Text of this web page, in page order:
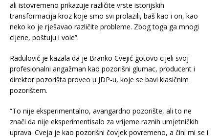
ali istovremeno prikazuje različite vrste istorijskih
transformacija kroz koje smo svi prolazili, baš kao i on, kao
neko ko je rješavao različite probleme. Zbog toga ga mnogi
cijene, poštuju i vole”.
Radulović je kazala da je Branko Cvejić gotovo cijeli svoj
profesionalni angažman kao pozorišni glumac, producent i
direktor pozorišta proveo u JDP-u, koje se bavi klasičnim
pozorištem.
“To nije eksperimentalno, avangardno pozorište, ali to ne
znači da nije eksperimentisalo za vrijeme raznih umjetničkih
uprava. Cveja je kao pozorišni čovjek povremeno, a čini mi se i